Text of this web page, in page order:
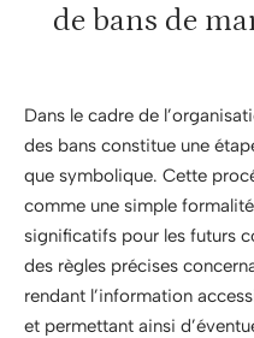
de bans de
Dans le cadre de
des bans constitue une
que symbolique. Cette
comme une simple
significatifs pour les futurs
des règles précises
rendant l’information
et permettant ainsi